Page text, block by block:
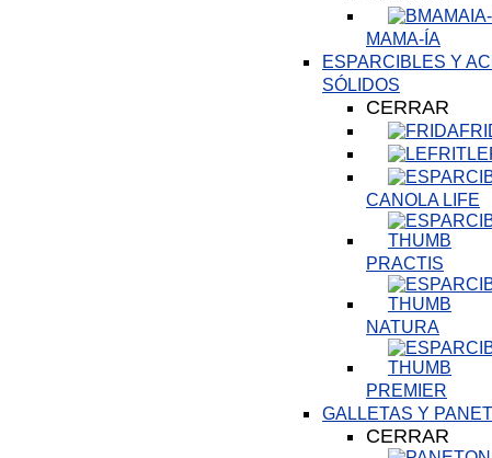
MAMA-ÍA
ESPARCIBLES Y
SÓLIDOS
CERRAR
CANOLA LIFE
PRACTIS
NATURA
PREMIER
GALLETAS Y
CERRAR